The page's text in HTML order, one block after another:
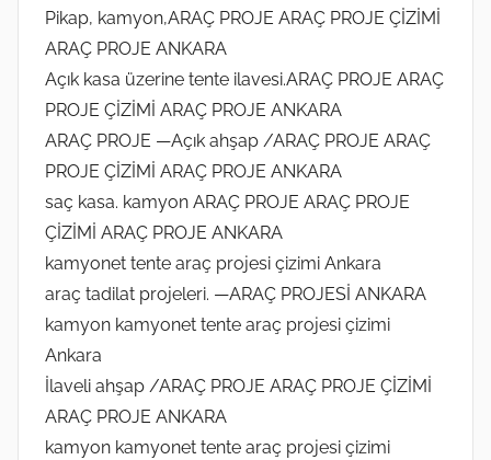
Pikap, kamyon,ARAÇ PROJE ARAÇ PROJE ÇİZİMİ
ARAÇ PROJE ANKARA
Açık kasa üzerine tente ilavesi.ARAÇ PROJE ARAÇ
PROJE ÇİZİMİ ARAÇ PROJE ANKARA
ARAÇ PROJE —Açık ahşap /ARAÇ PROJE ARAÇ
PROJE ÇİZİMİ ARAÇ PROJE ANKARA
saç kasa. kamyon ARAÇ PROJE ARAÇ PROJE
ÇİZİMİ ARAÇ PROJE ANKARA
kamyonet tente araç projesi çizimi Ankara
araç tadilat projeleri. —ARAÇ PROJESİ ANKARA
kamyon kamyonet tente araç projesi çizimi
Ankara
İlaveli ahşap /ARAÇ PROJE ARAÇ PROJE ÇİZİMİ
ARAÇ PROJE ANKARA
kamyon kamyonet tente araç projesi çizimi